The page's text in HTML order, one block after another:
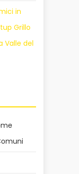
in
Grillo
Valle del